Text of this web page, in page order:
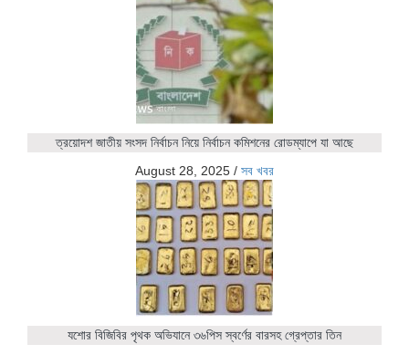
ত্রয়োদশ জাতীয় সংসদ নির্বাচন নিয়ে নির্বাচন কমিশনের রোডম্যাপে যা আছে
August 28, 2025 / সব খবর
যশোর বিজিবির পৃথক অভিযানে ৩৬পিস স্বর্ণের বারসহ গ্রেপ্তার তিন